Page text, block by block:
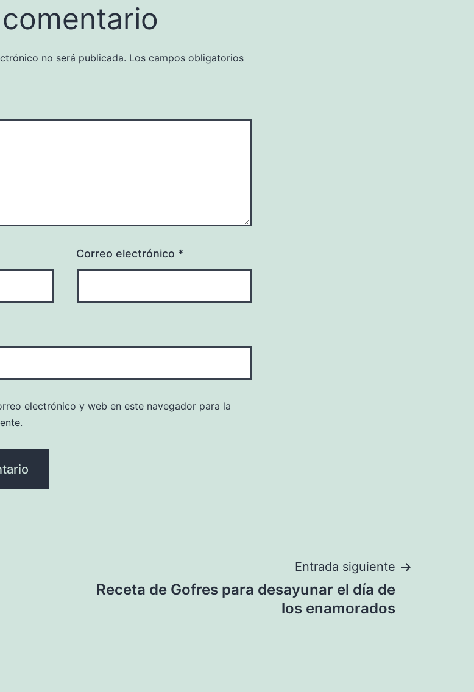
no será publicada. Los campos obligatorios
Correo electrónico *
electrónico y web en este navegador para la
Entrada siguiente
Receta de Gofres para desayunar el día de
los enamorados